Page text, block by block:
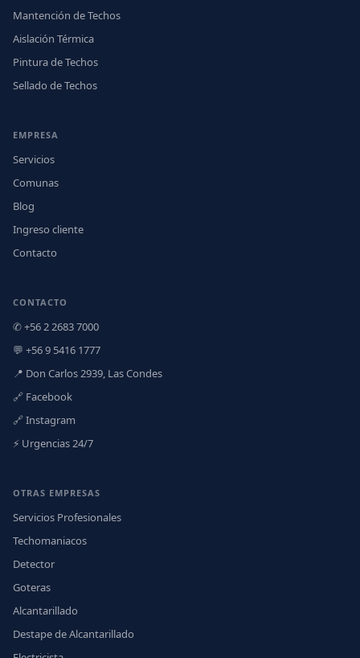
Mantención de Techos
Aislación Térmica
Pintura de Techos
Sellado de Techos
EMPRESA
Servicios
Comunas
Blog
Ingreso cliente
Contacto
CONTACTO
✆ +56 2 2683 7000
💬 +56 9 5416 1777
📍 Don Carlos 2939, Las Condes
🔗 Facebook
🔗 Instagram
⚡ Urgencias 24/7
OTRAS EMPRESAS
Servicios Profesionales
Techomaniacos
Detector
Goteras
Alcantarillado
Destape de Alcantarillado